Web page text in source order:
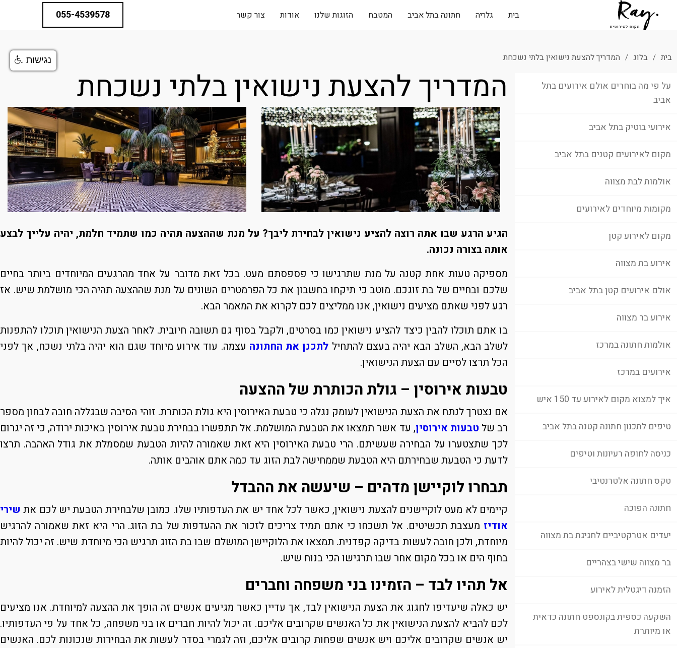
בית גלריה חתונה בתל אביב המטבח הזוגות שלנו אודות צור קשר 055-4539578
בית / בלוג / המדריך להצעת נישואין בלתי נשכחת
על פי מה בוחרים אולם אירועים בתל
אביב
אירועי בוטיק בתל אביב
מקום לאירועים קטנים בתל אביב
אולמות לבת מצווה
מקומות מיוחדים לאירועים
מקום לאירוע קטן
אירוע בת מצווה
אולם אירועים קטן בתל אביב
אירוע בר מצווה
אולמות חתונה במרכז
אירועים במרכז
איך למצוא מקום לאירוע עד 150 איש
טיפים לתכנון חתונה קטנה בתל אביב
כניסה לחופה רעיונות וטיפים
טקס חתונה אלטרנטיבי
חתונה הפוכה
יעדים אטרקטיביים לחגיגת בת מצווה
בר מצווה שישי בצהריים
הזמנה דיגטלית לאירוע
השקעה כספית בקונספט חתונה כדאית
או מיותרת
המדריך להצעת נישואין בלתי נשכחת
הגיע הרגע שבו אתה רוצה להציע נישואין לבחירת ליבך? על מנת שההצעה תהיה כמו שתמיד חלמת, יהיה עלייך לבצע
אותה בצורה נכונה.
מספיקה טעות אחת קטנה על מנת שתרגישו כי פספסתם מעט. בכל זאת מדובר על אחד מהרגעים המיוחדים ביותר בחיים
שלכם ובחיים של בת זוגכם. מוטב כי תיקחו בחשבון את כל הפרמטרים השונים על מנת שההצעה תהיה הכי מושלמת שיש. אז
רגע לפני שאתם מציעים נישואין, אנו ממליצים לכם לקרוא את המאמר הבא.
בו אתם תוכלו להבין כיצד להציע נישואין כמו בסרטים, ולקבל בסוף גם תשובה חיובית. לאחר הצעת הנישואין תוכלו להתפנות
לשלב הבא, השלב הבא יהיה בעצם להתחיל לתכנן את החתונה עצמה. עוד אירוע מיוחד שגם הוא יהיה בלתי נשכח, אך לפני
הכל תרצו לסיים עם הצעת הנישואין.
טבעות אירוסין – גולת הכותרת של ההצעה
אם נצטרך לנתח את הצעת הנישואין לעומק נגלה כי טבעת האירוסין היא גולת הכותרת. זוהי הסיבה שבגללה חובה לבחון מספר
רב של טבעות אירוסין, עד אשר תמצאו את הטבעת המושלמת. אל תתפשרו בבחירת טבעת אירוסין באיכות ירודה, כי זה יגרום
לכך שתצטערו על הבחירה שעשיתם. הרי טבעת האירוסין היא זאת שאמורה להיות הטבעת שמסמלת את גודל האהבה. תרצו
לדעת כי הטבעת שבחירתם היא הטבעת שממחישה לבת הזוג עד כמה אתם אוהבים אותה.
תבחרו לוקיישן מדהים – שיעשה את ההבדל
קיימים לא מעט לוקיישנים להצעת נישואין, כאשר לכל אחד יש את העדפותיו שלו. כמובן שלבחירת הטבעת יש לכם את שירי
אודיז מעצבת תכשיטים. אל תשכחו כי אתם תמיד צריכים לזכור את ההעדפות של בת הזוג. הרי היא זאת שאמורה להרגיש
מיוחדת, ולכן חובה לעשות בדיקה קפדנית. תמצאו את הלוקיישן המושלם שבו בת הזוג תרגיש הכי מיוחדת שיש. זה יכול להיות
בחוף הים או בכל מקום אחר שבו תרגישו הכי בנוח שיש.
אל תהיו לבד – הזמינו בני משפחה וחברים
יש כאלה שיעדיפו לחגוג את הצעת הנישואין לבד, אך עדיין כאשר מגיעים אנשים זה הופך את ההצעה למיוחדת. אנו מציעים
לכם להביא להצעת הנישואין את כל האנשים שקרובים אליכם. זה יכול להיות חברים או בני משפחה, כל אחד על פי העדפותיו.
יש אנשים שקרובים אליכם ויש אנשים שפחות קרובים אליכם, וזה לגמרי בסדר לעשות את הבחירות שנכונות לכם. האנשים
נגישות